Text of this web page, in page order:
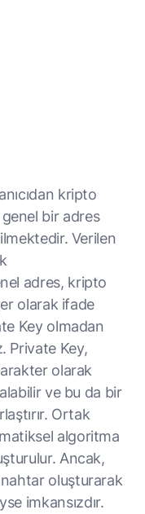
kripto
bir adres
Verilen
adres, kripto
olarak ifade
Key olmadan
Private Key,
olarak
ve bu da bir
Ortak
algoritma
Ancak,
oluşturarak
imkansızdır.